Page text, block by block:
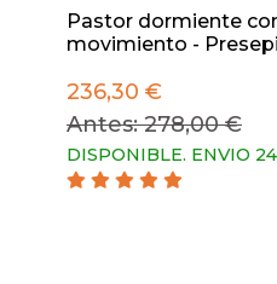
Pastor dormiente
movimiento - Presepi
236,30 €
Antes: 278,00 €
DISPONIBLE. ENVIO